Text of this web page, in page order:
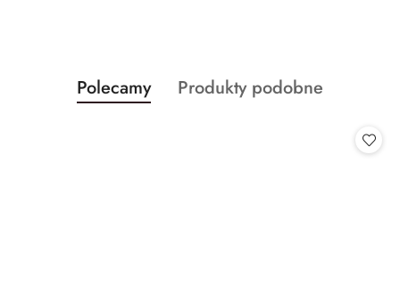
Pomiń karuzelę produktów
Produkty
o
Polecamy
Produkty
Produkty podobne